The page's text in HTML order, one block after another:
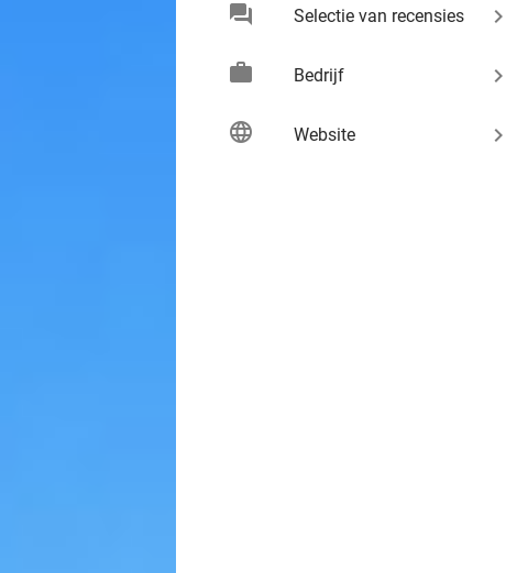
chat Selectie van recensies keyboard_arrow_right
work Bedrijf keyboard_arrow_right
language Website keyboard_arrow_right